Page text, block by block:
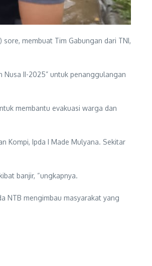
membuat Tim Gabungan dari TNI,
Nusa II-2025” untuk penanggulangan
membantu evakuasi warga dan
Kompi, Ipda I Made Mulyana. Sekitar
banjir, “ungkapnya.
NTB mengimbau masyarakat yang